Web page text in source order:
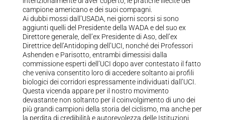
campione americano e dei suoi compagni.
Ai dubbi mossi dall’USADA, nei giorni scorsi si sono
aggiunti quelli del Presidente della WADA e del suo ex
Direttore generale, dell’ex Presidente di Aso, dell’ex
Direttrice dell’Antidoping dell’UCI, nonché dei Professori
Ashenden e Parisotto, entrambi dimessisi dalla
commissione esperti dell’UCI dopo aver contestato il fatto
che veniva consentito loro di accedere soltanto ai profili
biologici dei corridori espressamente individuati dall’UCI.
Questa vicenda appare per il nostro movimento
devastante non soltanto per il coinvolgimento di uno dei
più grandi campioni della storia del ciclismo, ma anche per
la perdita di credibilità e autorevolezza delle Istituzioni